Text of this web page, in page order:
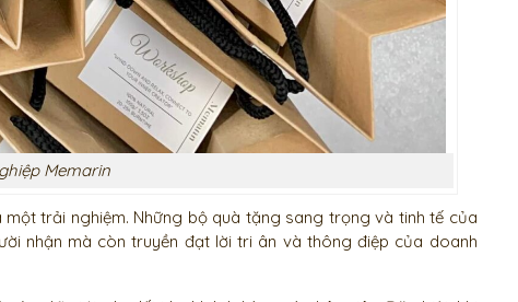
Memarin
trải nghiệm. Những bộ quà tặng sang trọng và tinh tế của
nhận mà còn truyền đạt lời tri ân và thông điệp của doanh